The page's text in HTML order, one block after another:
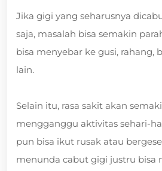
Jika gigi yang seharusnya
saja, masalah bisa semakin
bisa menyebar ke gusi, rahang,
lain.
Selain itu, rasa sakit akan
mengganggu aktivitas sehari-
pun bisa ikut rusak atau
menunda cabut gigi justru bisa